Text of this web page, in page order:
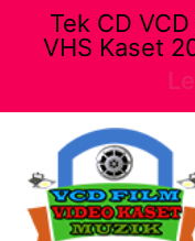
Tek CD
VHS Kaset